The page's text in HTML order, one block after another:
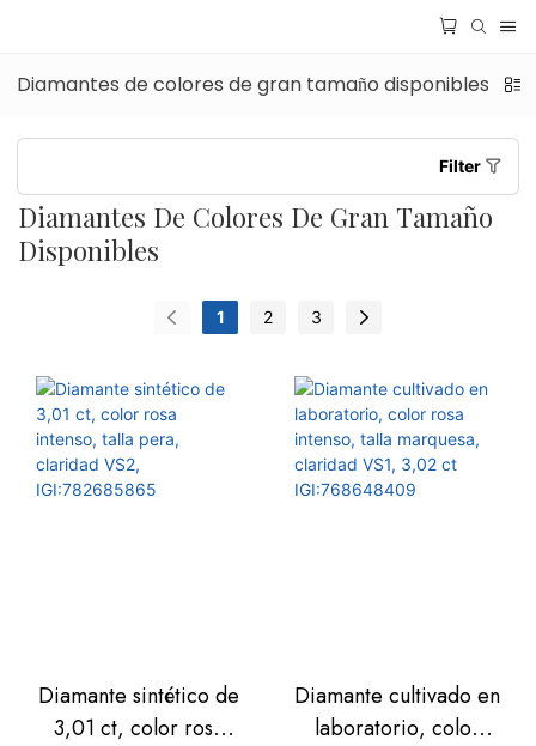
Diamantes de colores de gran tamaño disponibles
Filter
Diamantes De Colores De Gran Tamaño
Disponibles
1 2 3
Diamante sintético de
3,01 ct, color rosa
Diamante cultivado en
laboratorio, color